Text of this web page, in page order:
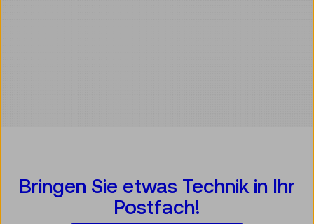
Bringen Sie etwas Technik in Ihr
Postfach!